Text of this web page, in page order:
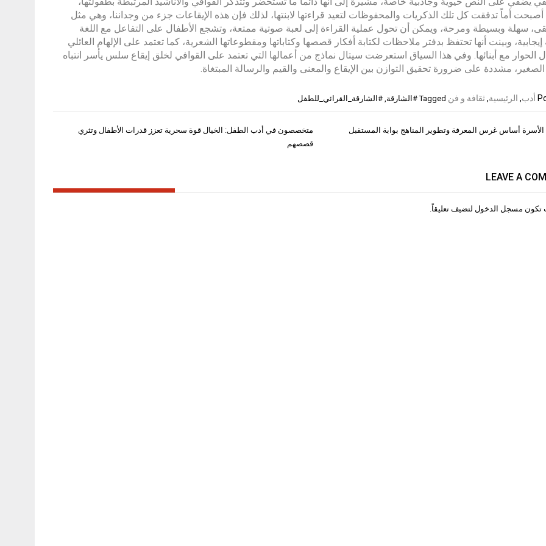
أصبحت أماً تدفقت كل تلك الذكريات والمحفوظات لتعيد قراءتها لابنتها، لذلك فإن هذه الإيقاعات جزء من وجداننا، وهي مثل
سهلة وبسيطة ومرحة، ويمكن أن تحول عملية القراءة إلى لعبة صوتية ممتعة، وتشجع الأطفال على التفاعل مع اللغة
وبينت أنها تحتفظ بدفتر ملاحظات لكتابة أفكار قصصها وكتاباتها ومقطوعاتها الشعرية، كما تعتمد على الإلهام العائلي
الحوار مع أبنائها. وفي هذا السياق استعرضت سيتال نماذج من أعمالها التي تعتمد على القوافي لخلق إيقاع سلس يأسر انتباه
مشددة على ضرورة تحقيق التوازن بين الإيقاع والمعنى والقيم والرسالة المبتغاة.
أدب, الرئيسية,ثقافة و فن Tagged #الشارقة #الشارقة_القرائي_للطفل
متخصصون في أدب الطفل: الخيال قوة سحرية تعزز قدرات الأطفال وتثري
قصصهم
الأسرة أساس غرس المعرفة وتطوير المناهج بوابة المستقبل
LEAVE A
تكون مسجل الدخول لتضيف تعليقاً.